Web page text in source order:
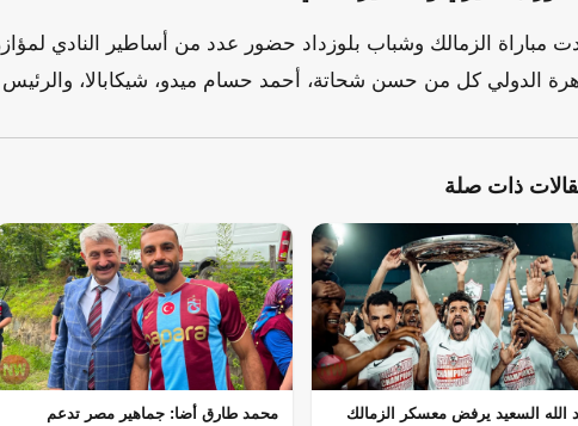
مباراة الزمالك وشباب بلوزداد حضور عدد من أساطير النادي
الدولي كل من حسن شحاتة، أحمد حسام ميدو، شيكابالا،
ذات صلة
الله السعيد يرفض معسكر الزمالك
محمد طارق أضا: جماهير مصر تدعم